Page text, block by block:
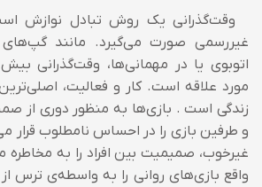
وقت‌گذرانی یک روش تبادل نوازش
غیررسمی صورت می‌گیرد. مانند گپ‌های
اتوبوی یا در مهمانی‌ها، وقت‌گذرانی
مورد علاقه است. کار و فعالیت،
زندگی است . بازی‌ها به منظور دوری از
و طرفین بازی را در احساس نامطلوب
غیرخوب، صمیمیت بین افراد را به مخاطره
واقع بازی‌های روانی را به واسطه‌ی ترس